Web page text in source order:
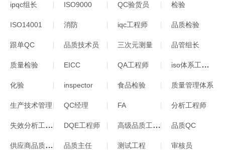
ipqc组长 ISO9000 QC验货员 检验
ISO14001 消防 iqc工程师 品质检验
跟单QC 品质技术员 三次元测量 品管组长
质量检验 EICC QA工程师 iso体系工程师
化验 inspector 食品检验 质量管理体系
生产技术管理 QC经理 FA 分析工程师
失效分析工程师 DQE工程师 高级品质工程师 品质QC
供应商品质工程师 品质主任 测试工程 审核员